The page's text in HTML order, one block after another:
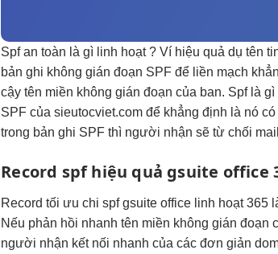
Spfan toàn là gì linh hoạt? Ví hiệu quả dụ tên
bản ghi không gián đoạn SPF để liền mạch
cậy tên miền không gián đoạn của ban. Spf là
SPF của sieutocviet.com để khẳng định là nó
trong bản ghi SPF thì người nhận sẽ từ chối
Record spfhiệu quả gsuite office
Recordtối ưu chi spf gsuite office linh hoạt365
Nếu phản hồi nhanh tên miền không gián đoạn
người nhận kết nối nhanh của cácđơn giản